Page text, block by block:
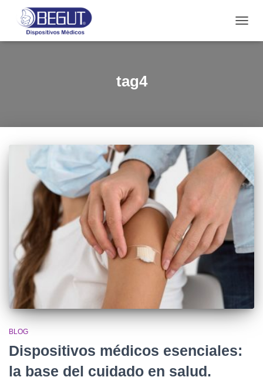
tag4
BLOG
Dispositivos médicos esenciales:
la base del cuidado en salud.